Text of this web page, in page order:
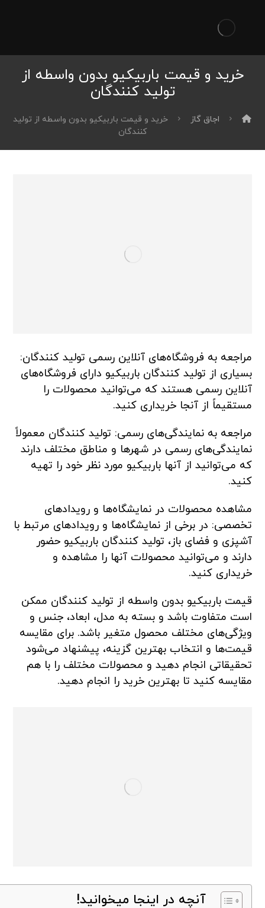
خرید و قیمت باربیکیو بدون واسطه از
تولید کنندگان
اجاق گاز
خرید و قیمت باربیکیو بدون واسطه از تولید
کنندگان
مراجعه به فروشگاه‌های آنلاین رسمی تولید کنندگان:
بسیاری از تولید کنندگان باربیکیو دارای فروشگاه‌های
آنلاین رسمی هستند که می‌توانید محصولات را
مستقیماً از آنجا خریداری کنید.
مراجعه به نمایندگی‌های رسمی: تولید کنندگان معمولاً
نمایندگی‌های رسمی در شهرها و مناطق مختلف دارند
که می‌توانید از آنها باربیکیو مورد نظر خود را تهیه
کنید.
مشاهده محصولات در نمایشگاه‌ها و رویدادهای
تخصصی: در برخی از نمایشگاه‌ها و رویدادهای مرتبط با
آشپزی و فضای باز، تولید کنندگان باربیکیو حضور
دارند و می‌توانید محصولات آنها را مشاهده و
خریداری کنید.
قیمت باربیکیو بدون واسطه از تولید کنندگان ممکن
است متفاوت باشد و بسته به مدل، ابعاد، جنس و
ویژگی‌های مختلف محصول متغیر باشد. برای مقایسه
قیمت‌ها و انتخاب بهترین گزینه، پیشنهاد می‌شود
تحقیقاتی انجام دهید و محصولات مختلف را با هم
مقایسه کنید تا بهترین خرید را انجام دهید.
آنچه در اینجا میخوانید!